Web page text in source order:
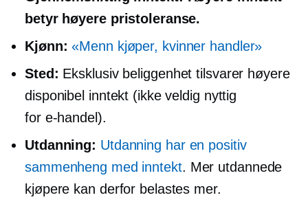
betyr høyere pristoleranse.
Kjønn: «Menn kjøper, kvinner handler»
Sted: Eksklusiv beliggenhet tilsvarer høyere
disponibel inntekt (ikke veldig nyttig
for e-handel).
Utdanning: Utdanning har en positiv
sammenheng med inntekt. Mer utdannede
kjøpere kan derfor belastes mer.